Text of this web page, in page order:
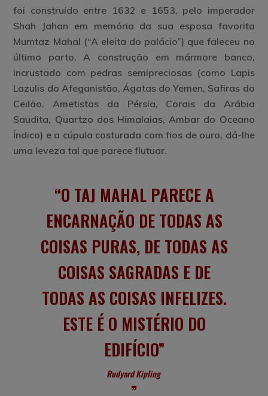
foi construído entre 1632 e 1653, pelo imperador
Shah Jahan em memória da sua esposa favorita
Mumtaz Mahal (“A eleita do palácio”) que faleceu no
último parto. A construção em mármore banco,
incrustado com pedras semipreciosas (como Lapis
Lazulis do Afeganistão, Ágatas do Yemen, Safiras do
Ceilão, Ametistas da Pérsia, Corais da Arábia
Saudita, Quartzo dos Himalaias, Ambar do Oceano
Índico) e a cúpula costurada com fios de ouro, dá-lhe
uma leveza tal que parece flutuar.
O TAJ MAHAL PARECE A
ENCARNAÇÃO DE TODAS AS
COISAS PURAS, DE TODAS AS
COISAS SAGRADAS E DE
TODAS AS COISAS INFELIZES.
ESTE É O MISTÉRIO DO
EDIFÍCIO”
Rudyard Kipling